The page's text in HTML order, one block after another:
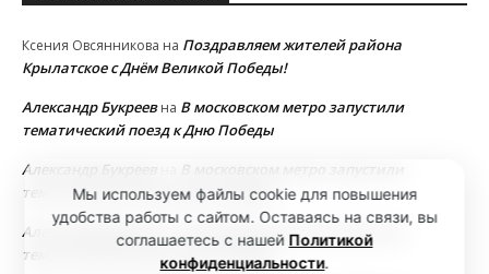
Ксения Овсянникова на Поздравляем жителей района
Крылатское с Днём Великой Победы!
Александр Букреевна В московском метро запустили
тематический поезд к Дню Победы
Александр Букреев
В московском метро запустили
тематический поезд к Дню Победы
Александр Букреев
В московском метро запустили
тематический поезд к Дню Победы
Мы используем файлы cookie для повышения
удобства работы с сайтом. Оставаясь на связи, вы
соглашаетесь с нашей Политикой
конфиденциальности.